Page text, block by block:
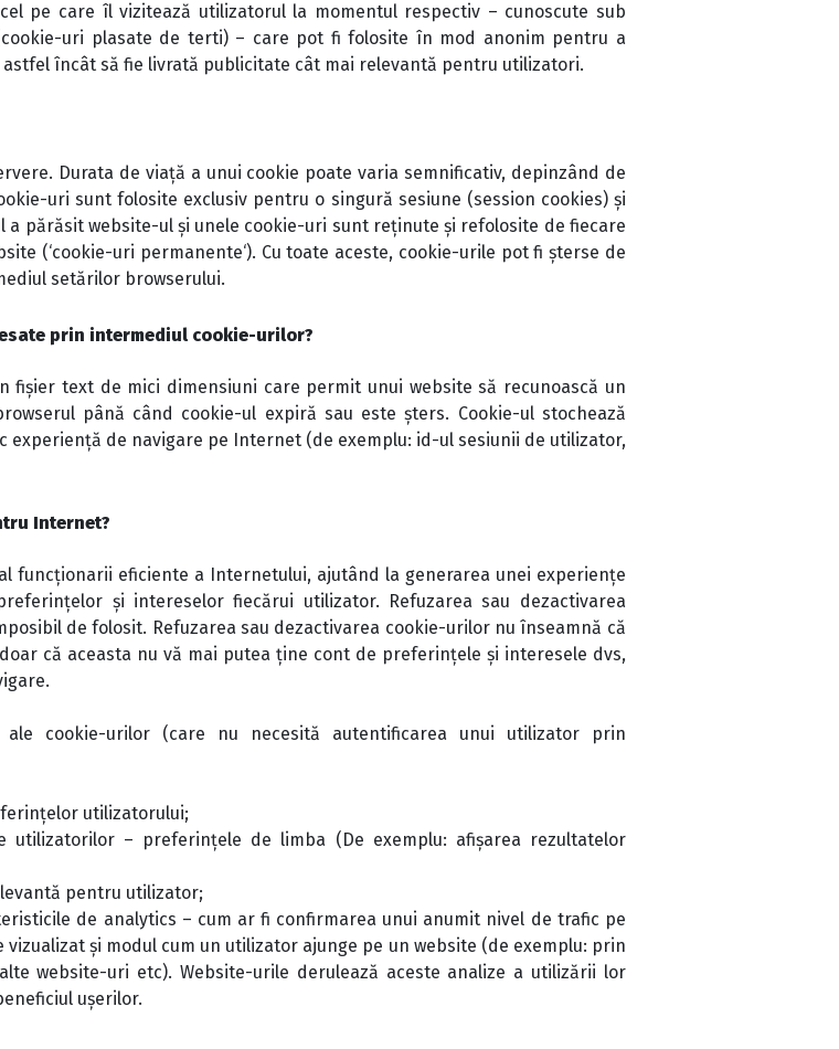
pe care îl vizitează utilizatorul la momentul respectiv – cunoscute sub
uri plasate de terti) – care pot fi folosite în mod anonim pentru a
încât să fie livrată publicitate cât mai relevantă pentru utilizatori.
Durata de viață a unui cookie poate varia semnificativ, depinzând de
uri sunt folosite exclusiv pentru o singură sesiune (session cookies) și
părăsit website-ul și unele cookie-uri sunt reținute și refolosite de fiecare
(‘cookie-uri permanente‘). Cu toate aceste, cookie-urile pot fi șterse de
setărilor browserului.
prin intermediul cookie-urilor?
fișier text de mici dimensiuni care permit unui website să recunoască un
până când cookie-ul expiră sau este șters. Cookie-ul stochează
de navigare pe Internet (de exemplu: id-ul sesiunii de utilizator,
Internet?
funcționarii eficiente a Internetului, ajutând la generarea unei experiențe
și intereselor fiecărui utilizator. Refuzarea sau dezactivarea
de folosit. Refuzarea sau dezactivarea cookie-urilor nu înseamnă că
că aceasta nu vă mai putea ține cont de preferințele și interesele dvs,
cookie-urilor (care nu necesită autentificarea unui utilizator prin
utilizatorului;
– preferințele de limba (De exemplu: afișarea rezultatelor
pentru utilizator;
de analytics – cum ar fi confirmarea unui anumit nivel de trafic pe
și modul cum un utilizator ajunge pe un website (de exemplu: prin
website-uri etc). Website-urile derulează aceste analize a utilizării lor
ușerilor.